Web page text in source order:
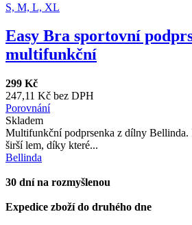
S, M, L, XL
Easy Bra sportovní
multifunkční
299 Kč
247,11 Kč bez DPH
Porovnání
Skladem
Multifunkční podprsenka z dílny Bellinda.
širší lem, díky které...
Bellinda
30 dní na rozmyšlenou
Expedice zboží do druhého dne